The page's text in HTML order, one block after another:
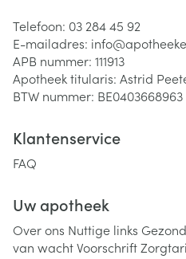
Telefoon: 03 284 45 92
E-mailadres: info@
APB nummer: 111913
Apotheek titularis: Astrid
BTW nummer: BE0403668963
Klantenservice
FAQ
Uw apotheek
Over ons Nuttige links
van wachtVoorschrift